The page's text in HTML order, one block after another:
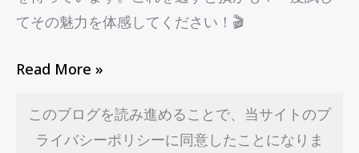
てその魅力を体感してください！🎬
須
ク
Read More »
このブログを読み進めることで、当サイトのプ
ライバシーポリシーに同意したことになりま